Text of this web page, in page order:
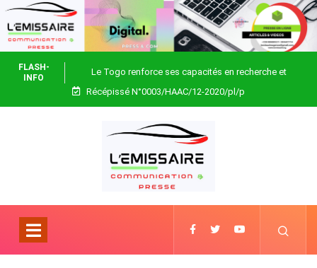
FLASH-
INFO
Le Togo renforce ses capacités en recherche et
biotechnologie
Récépissé N°0003/HAAC/12-2020/pl/p